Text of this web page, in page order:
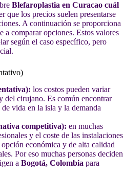
Blefaroplastia en Curacao cuál
que los precios suelen presentarse
A continuación se proporciona
a comparar opciones. Estos valores
según el caso específico, pero
los costos pueden variar
del cirujano. Es común encontrar
vida en la isla y la demanda
competitiva): en muchas
y el coste de las instalaciones
económica y de alta calidad
Por eso muchas personas deciden
a Bogotá, Colombia para